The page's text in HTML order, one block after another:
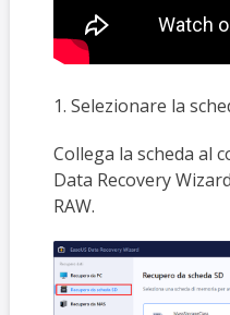
1. Selezionare la
Collega la scheda al
Data Recovery
RAW.